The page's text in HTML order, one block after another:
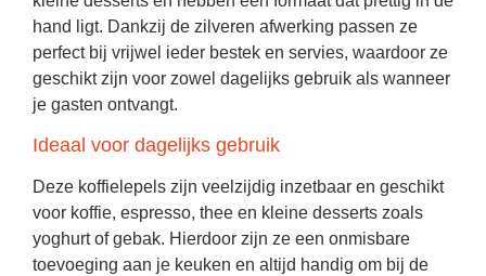
hand ligt. Dankzij de zilveren afwerking passen ze
perfect bij vrijwel ieder bestek en servies, waardoor ze
geschikt zijn voor zowel dagelijks gebruik als wanneer
je gasten ontvangt.
Ideaal voor dagelijks gebruik
Deze koffielepels zijn veelzijdig inzetbaar en geschikt
voor koffie, espresso, thee en kleine desserts zoals
yoghurt of gebak. Hierdoor zijn ze een onmisbare
toevoeging aan je keuken en altijd handig om bij de